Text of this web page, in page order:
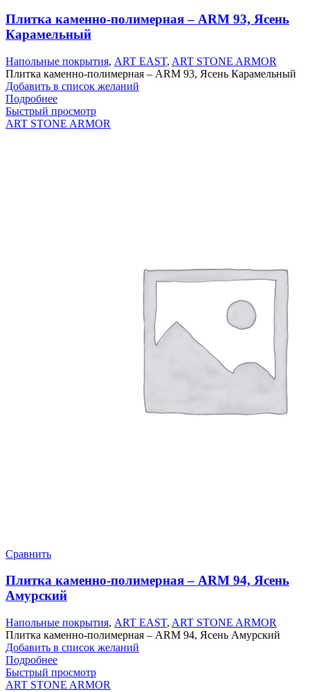
Плитка каменно-полимерная – ARM 93, Ясень
Карамельный
Напольные покрытия, ART EAST, ART STONE ARMOR
Плитка каменно-полимерная – ARM 93, Ясень Карамельный
Добавить в список желаний
Подробнее
Быстрый просмотр
ART STONE ARMOR
Сравнить
Плитка каменно-полимерная – ARM 94, Ясень
Амурский
Напольные покрытия, ART EAST, ART STONE ARMOR
Плитка каменно-полимерная – ARM 94, Ясень Амурский
Добавить в список желаний
Подробнее
Быстрый просмотр
ART STONE ARMOR